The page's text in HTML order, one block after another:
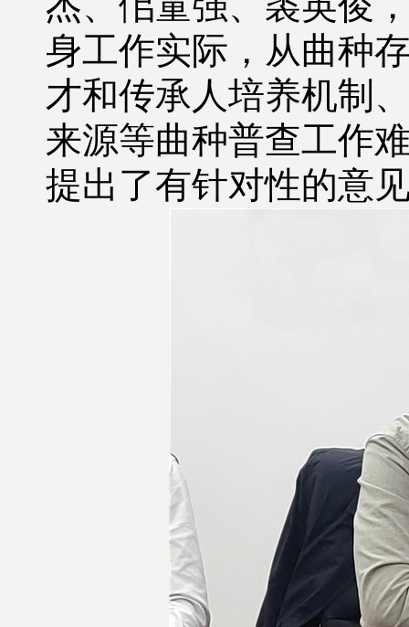
身工作实际，从曲种
才和传承人培养机制
来源等曲种普查工作
提出了有针对性的意